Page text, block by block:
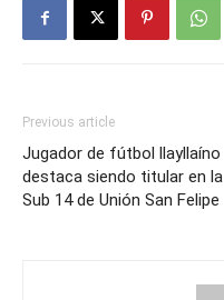
Previous article
Jugador de fútbol llayllaíno
destaca siendo titular en la
Sub 14 de Unión San Felipe